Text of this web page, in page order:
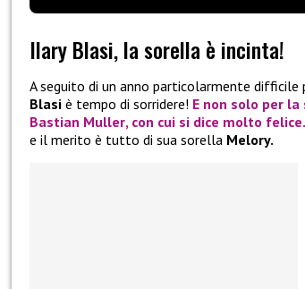
Ilary Blasi, la sorella è incinta!
A seguito di un anno particolarmente difficile
Blasi è tempo di sorridere! E non solo per
Bastian Muller, con cui si dice molto felice.
e il merito è tutto di sua sorella Melory.